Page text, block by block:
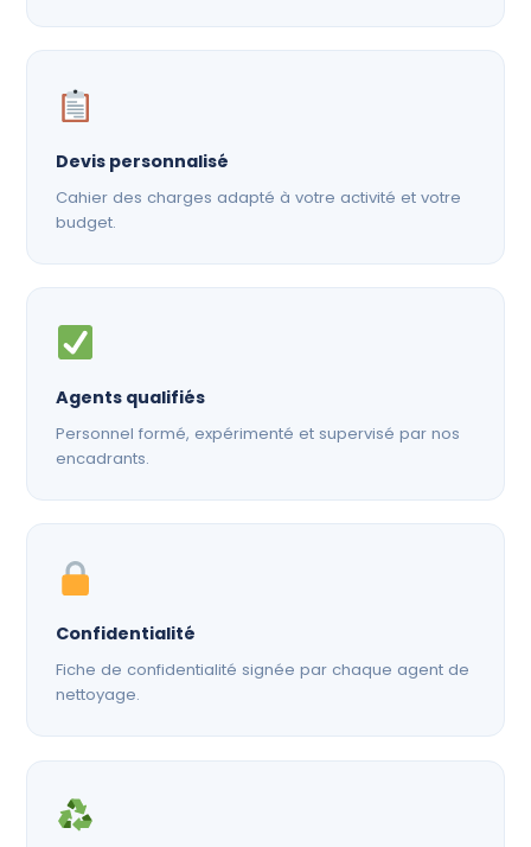
Devis personnalisé
Cahier des charges adapté à votre activité et votre
budget.
Agents qualifiés
Personnel formé, expérimenté et supervisé par nos
encadrants.
Confidentialité
Fiche de confidentialité signée par chaque agent de
nettoyage.